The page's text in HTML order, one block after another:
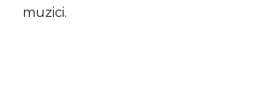
muzici.